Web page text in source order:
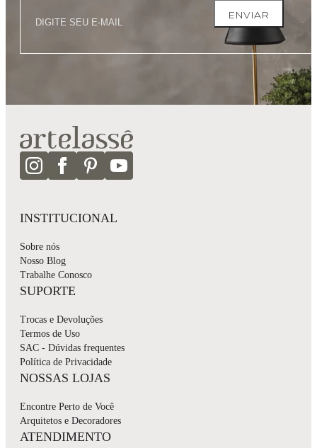
ENVIAR
INSTITUCIONAL
Sobre nós
Nosso Blog
Trabalhe Conosco
SUPORTE
Trocas e Devoluções
Termos de Uso
SAC - Dúvidas frequentes
Política de Privacidade
NOSSAS LOJAS
Encontre Perto de Você
Arquitetos e Decoradores
ATENDIMENTO